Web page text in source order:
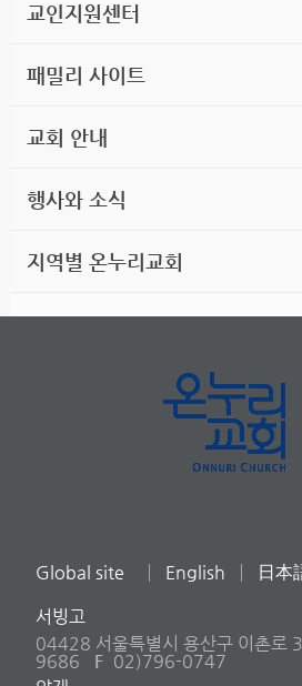
교인지원센터
패밀리 사이트
교회 안내
행사와 소식
지역별 온누리교회
Global site English 日本
서빙고
04428 서울특별시 용산구 이촌로
9686
F 02)796-0747